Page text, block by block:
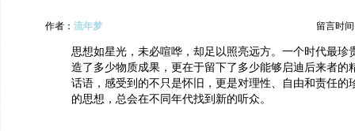
作者： 流年梦 留言时间
思想如星光，未必喧哗，却足以照亮远方。一个时代最珍
造了多少物质成果，更在于留下了多少能够启迪后来者的
话语，感受到的不只是怀旧，更是对理性、自由和责任的
的思想，总会在不同年代找到新的听众。